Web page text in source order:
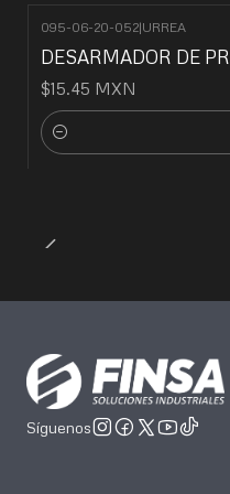
095-06-20-052|URREA
DESARMADOR DE
$15.45 MXN
Cantidad
Síguenos